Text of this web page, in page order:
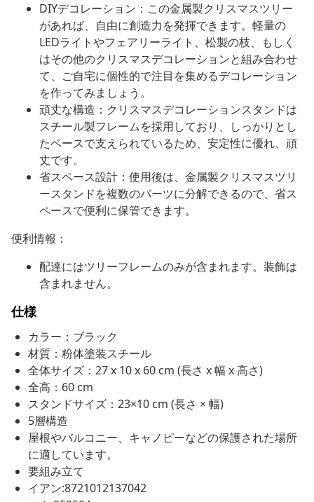
DIYデコレーション：この金属製クリスマスツリー
があれば、自由に創造力を発揮できます。軽量の
LEDライトやフェアリーライト、松製の枝、もしく
はその他のクリスマスデコレーションと組み合わせ
て、ご自宅に個性的で注目を集めるデコレーション
を作ってみましょう。
頑丈な構造：クリスマスデコレーションスタンドは
スチール製フレームを採用しており、しっかりとし
たベースで支えられているため、安定性に優れ、頑
丈です。
省スペース設計：使用後は、金属製クリスマスツリ
ースタンドを複数のパーツに分解できるので、省ス
ペースで便利に保管できます。
便利情報：
配達にはツリーフレームのみが含まれます。装飾は
含まれません。
仕様
カラー：ブラック
材質：粉体塗装スチール
全体サイズ：27 x 10 x 60 cm (長さ x 幅 x 高さ)
全高：60 cm
スタンドサイズ：23×10 cm (長さ × 幅)
5層構造
屋根やバルコニー、キャノピーなどの保護された場所
に適しています。
要組み立て
イアン:8721012137042